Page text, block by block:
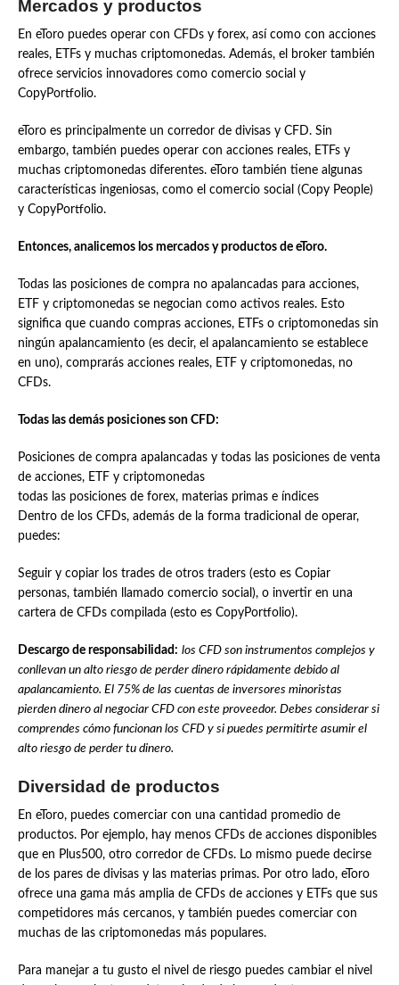
Mercados y productos
En eToro puedes operar con CFDs y forex, así como con acciones
reales, ETFs y muchas criptomonedas. Además, el broker también
ofrece servicios innovadores como comercio social y
CopyPortfolio.
eToro es principalmente un corredor de divisas y CFD. Sin
embargo, también puedes operar con acciones reales, ETFs y
muchas criptomonedas diferentes. eToro también tiene algunas
características ingeniosas, como el comercio social (Copy People)
y CopyPortfolio.
Entonces, analicemos los mercados y productos de eToro.
Todas las posiciones de compra no apalancadas para acciones,
ETF y criptomonedas se negocian como activos reales. Esto
significa que cuando compras acciones, ETFs o criptomonedas sin
ningún apalancamiento (es decir, el apalancamiento se establece
en uno), comprarás acciones reales, ETF y criptomonedas, no
CFDs.
Todas las demás posiciones son CFD:
Posiciones de compra apalancadas y todas las posiciones de venta
de acciones, ETF y criptomonedas
todas las posiciones de forex, materias primas e índices
Dentro de los CFDs, además de la forma tradicional de operar,
puedes:
Seguir y copiar los trades de otros traders (esto es Copiar
personas, también llamado comercio social), o invertir en una
cartera de CFDs compilada (esto es CopyPortfolio).
Descargo de responsabilidad: los CFD son instrumentos complejos y
conllevan un alto riesgo de perder dinero rápidamente debido al
apalancamiento. El 75% de las cuentas de inversores minoristas
pierden dinero al negociar CFD con este proveedor. Debes considerar si
comprendes cómo funcionan los CFD y si puedes permitirte asumir el
alto riesgo de perder tu dinero.
Diversidad de productos
En eToro, puedes comerciar con una cantidad promedio de
productos. Por ejemplo, hay menos CFDs de acciones disponibles
que en Plus500, otro corredor de CFDs. Lo mismo puede decirse
de los pares de divisas y las materias primas. Por otro lado, eToro
ofrece una gama más amplia de CFDs de acciones y ETFs que sus
competidores más cercanos, y también puedes comerciar con
muchas de las criptomonedas más populares.
Para manejar a tu gusto el nivel de riesgo puedes cambiar el nivel